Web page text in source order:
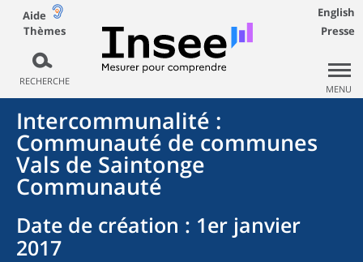
Aide
Thèmes
RECHERCHE
English
Presse
MENU
Intercommunalité :
Communauté de communes
Vals de Saintonge
Communauté
Date de création : 1er janvier
2017